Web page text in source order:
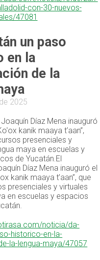
con-30-nuevos-
47081
un paso
en la
de la
2025
Díaz Mena inauguró
kanik maaya t’aan”,
presenciales y
maya en escuelas y
de Yucatán.El
Díaz Mena inauguró el
kanik maaya t’aan”, que
presenciales y virtuales
en escuelas y espacios
noticia/da-
historico-en-la-
la-lengua-maya/47057